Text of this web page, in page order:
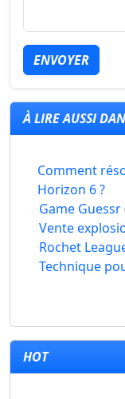
ENVOYER
À LIRE AUSSI
Comment
Horizon 6 ?
Game
Vente
Rochet
Technique
HOT